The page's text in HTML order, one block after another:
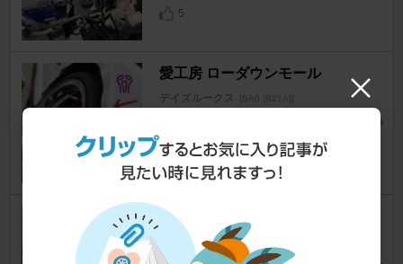
5
愛工房 ローダウンモール
デイズルークス [BA0 (B21A)]
WORK エクイップ03
デイズルークス [BA0 (B21A)]
あーパパさん